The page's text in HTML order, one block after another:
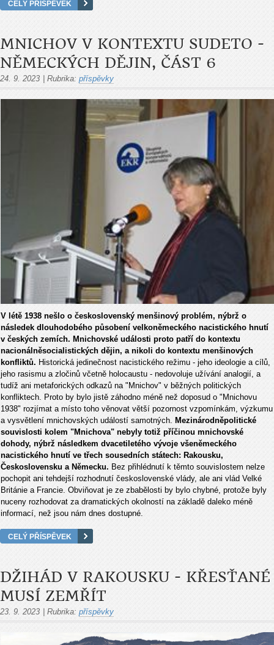
CELÝ PŘÍSPĚVEK
MNICHOV V KONTEXTU SUDETO -
NĚMECKÝCH DĚJIN, ČÁST 6
24. 9. 2023 Rubrika: příspěvky
V létě 1938 nešlo o československý menšinový problém, nýbrž o
následek dlouhodobého působení velkoněmeckého nacistického hnutí
v českých zemích. Mnichovské události proto patří do kontextu
nacionálněsocialistických dějin, a nikoli do kontextu menšinových
konfliktů. Historická jedinečnost nacistického režimu - jeho ideologie a cílů,
jeho rasismu a zločinů včetně holocaustu - nedovoluje užívání analogií, a
tudíž ani metaforických odkazů na "Mnichov" v běžných politických
konfliktech. Proto by bylo jistě záhodno méně než doposud o "Mnichovu
1938" rozjímat a místo toho věnovat větší pozornost vzpomínkám, výzkumu
a vysvětlení mnichovských událostí samotných. Mezinárodněpolitické
souvislosti kolem "Mnichova" nebyly totiž příčinou mnichovské
dohody, nýbrž následkem dvacetiletého vývoje všeněmeckého
nacistického hnutí ve třech sousedních státech: Rakousku,
Československu a Německu. Bez přihlédnutí k těmto souvislostem nelze
pochopit ani tehdejší rozhodnutí československé vlády, ale ani vlád Velké
Británie a Francie. Obviňovat je ze zbabělosti by bylo chybné, protože byly
nuceny rozhodovat za dramatických okolností na základě daleko méně
informací, než jsou nám dnes dostupné.
CELÝ PŘÍSPĚVEK
DŽIHÁD V RAKOUSKU - KŘESŤANÉ
MUSÍ ZEMŘÍT
23. 9. 2023 Rubrika: příspěvky